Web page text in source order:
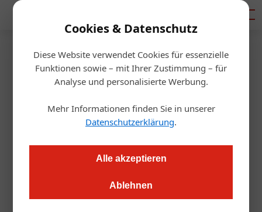
Cookies & Datenschutz
Diese Website verwendet Cookies für essenzielle
Funktionen sowie – mit Ihrer Zustimmung – für
Analyse und personalisierte Werbung.
Mehr Informationen finden Sie in unserer
Datenschutzerklärung.
Alle akzeptieren
Ablehnen
Startseite/Gastro & Hotel
Die „Wirtshausführer Bierwirte
2024” stehen fest
Auch heuer wurden wieder jene Betriebe ausgezeichnet, die
sich besonders um die Pflege der Bierkultur bemühen.